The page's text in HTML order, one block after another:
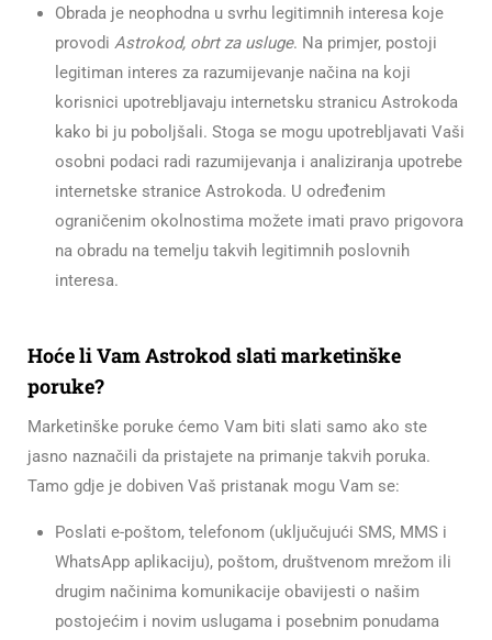
Obrada je neophodna u svrhu legitimnih interesa koje
provodi Astrokod, obrt za usluge. Na primjer, postoji
legitiman interes za razumijevanje načina na koji
korisnici upotrebljavaju internetsku stranicu Astrokoda
kako bi ju poboljšali. Stoga se mogu upotrebljavati Vaši
osobni podaci radi razumijevanja i analiziranja upotrebe
internetske stranice Astrokoda. U određenim
ograničenim okolnostima možete imati pravo prigovora
na obradu na temelju takvih legitimnih poslovnih
interesa.
Hoće li Vam Astrokod slati marketinške
poruke?
Marketinške poruke ćemo Vam biti slati samo ako ste
jasno naznačili da pristajete na primanje takvih poruka.
Tamo gdje je dobiven Vaš pristanak mogu Vam se:
Poslati e-poštom, telefonom (uključujući SMS, MMS i
WhatsApp aplikaciju), poštom, društvenom mrežom ili
drugim načinima komunikacije obavijesti o našim
postojećim i novim uslugama i posebnim ponudama